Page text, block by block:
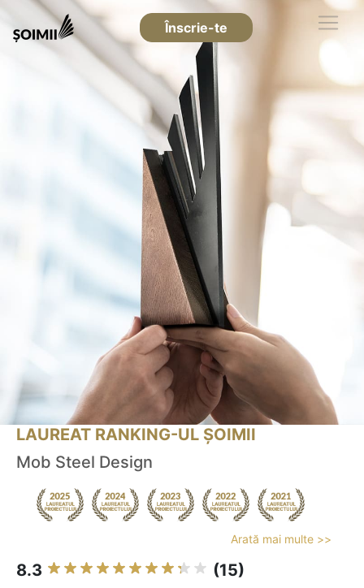
Înscrie-te
LAUREAT RANKING-UL ȘOIMII
Mob Steel Design
Arată mai multe >>
8.3 (15)